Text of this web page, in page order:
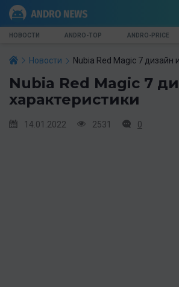
НОВОСТИ ANDRO-TOP ANDRO-PRICE
Новости Nubia Red Magic 7 дизайн
Nubia Red Magic 7
характеристики
14.01.2022 2531 0